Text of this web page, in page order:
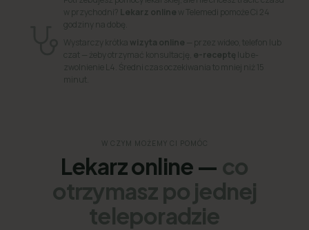
w przychodni? Lekarz online w Telemedi pomoże Ci 24
godziny na dobę.
Wystarczy krótka wizyta online — przez wideo, telefon lub
czat — żeby otrzymać konsultację, e-receptę lub e-
zwolnienie L4. Średni czas oczekiwania to mniej niż 15
minut.
W CZYM MOŻEMY CI POMÓC
Lekarz online — co
otrzymasz po jednej
teleporadzie